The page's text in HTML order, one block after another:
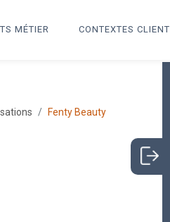
MÉTIER CONTEXTES CLIENT
Fenty Beauty